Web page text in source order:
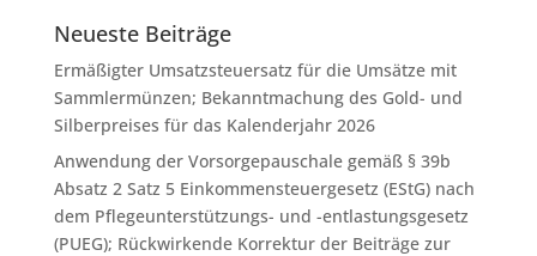
Neueste Beiträge
Ermäßigter Umsatzsteuersatz für die Umsätze mit
Sammlermünzen; Bekanntmachung des Gold- und
Silberpreises für das Kalenderjahr 2026
Anwendung der Vorsorgepauschale gemäß § 39b
Absatz 2 Satz 5 Einkommensteuergesetz (EStG) nach
dem Pflegeunterstützungs- und -entlastungsgesetz
(PUEG); Rückwirkende Korrektur der Beiträge zur